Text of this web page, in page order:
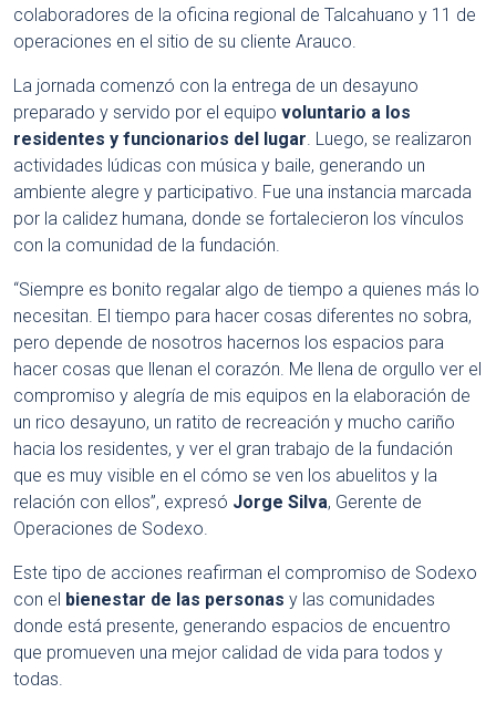
colaboradores de la oficina regional de Talcahuano y 11 de
operaciones en el sitio de su cliente Arauco.
La jornada comenzó con la entrega de un desayuno
preparado y servido por el equipo voluntario a los
residentes y funcionarios del lugar. Luego, se realizaron
actividades lúdicas con música y baile, generando un
ambiente alegre y participativo. Fue una instancia marcada
por la calidez humana, donde se fortalecieron los vínculos
con la comunidad de la fundación.
“Siempre es bonito regalar algo de tiempo a quienes más lo
necesitan. El tiempo para hacer cosas diferentes no sobra,
pero depende de nosotros hacernos los espacios para
hacer cosas que llenan el corazón. Me llena de orgullo ver el
compromiso y alegría de mis equipos en la elaboración de
un rico desayuno, un ratito de recreación y mucho cariño
hacia los residentes, y ver el gran trabajo de la fundación
que es muy visible en el cómo se ven los abuelitos y la
relación con ellos”, expresó Jorge Silva, Gerente de
Operaciones de Sodexo.
Este tipo de acciones reafirman el compromiso de Sodexo
con el bienestar de las personas y las comunidades
donde está presente, generando espacios de encuentro
que promueven una mejor calidad de vida para todos y
todas.